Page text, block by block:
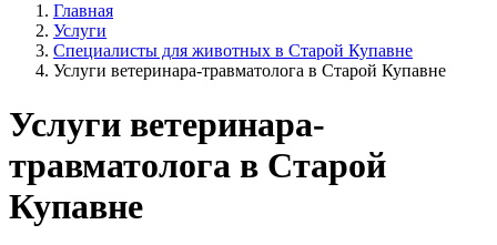
Главная
Услуги
Специалисты для животных в Старой Купавне
Услуги ветеринара-травматолога в Старой Купавне
Услуги ветеринара-
травматолога в Старой
Купавне